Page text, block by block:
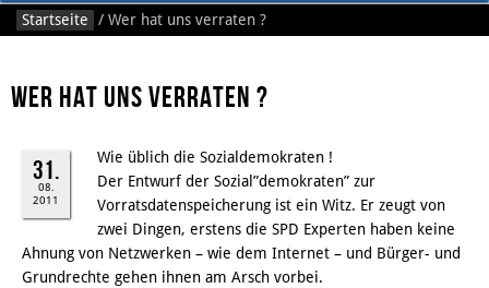
Startseite / Wer hat uns verraten ?
Wer hat uns verraten ?
31.
08.
2011
Wie üblich die Sozialdemokraten !
Der Entwurf der Sozial”demokraten” zur
Vorratsdatenspeicherung ist ein Witz. Er zeugt von
zwei Dingen, erstens die SPD Experten haben keine
Ahnung von Netzwerken – wie dem Internet – und Bürger- und
Grundrechte gehen ihnen am Arsch vorbei.